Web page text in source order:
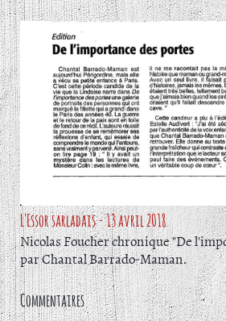
L'Essor sarladais - 13 avril 2018
Nicolas Foucher chronique "De
par Chantal Barrado-Maman.
Commentaires